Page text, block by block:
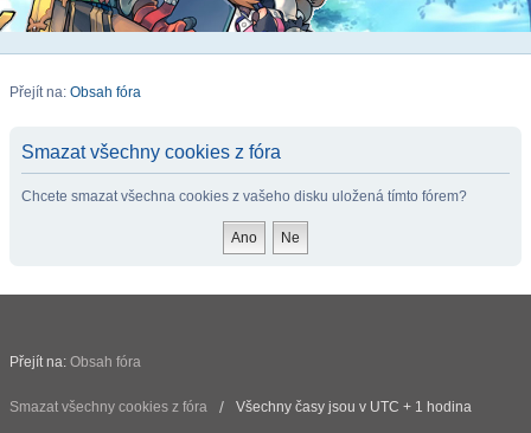
Přejít na: Obsah fóra
Smazat všechny cookies z fóra
Chcete smazat všechna cookies z vašeho disku uložená tímto fórem?
Přejít na: Obsah fóra
Smazat všechny cookies z fóra Všechny časy jsou v UTC + 1 hodina